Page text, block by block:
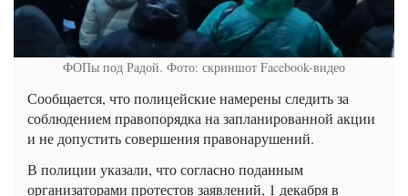
ФОПы под Радой. Фото: скриншот Facebook-видео
Сообщается, что полицейские намерены следить за
соблюдением правопорядка на запланированной акции
и не допустить совершения правонарушений.
В полиции указали, что согласно поданным
организаторами протестов заявлений, 1 декабря в